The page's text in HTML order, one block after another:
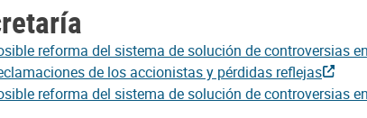
reforma del sistema de solución de controversias
de los accionistas y pérdidas reflejas
reforma del sistema de solución de controversias